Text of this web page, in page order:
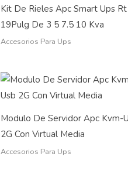
Kit De Rieles Apc Smart Ups Rt
19Pulg De 3 5 7.5 10 Kva
Accesorios Para Ups
Modulo De Servidor Apc Kvm-
2G Con Virtual Media
Accesorios Para Ups